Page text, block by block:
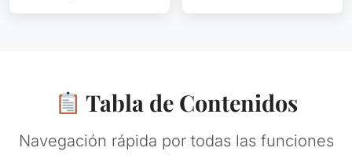
Tabla de Contenidos
Navegación rápida por todas las funciones